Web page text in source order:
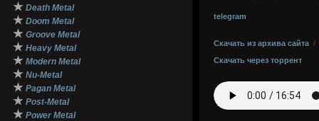
★ Death Metal
★ Doom Metal
★ Groove Metal
★ Heavy Metal
★ Modern Metal
★ Nu-Metal
★ Pagan Metal
★ Post-Metal
★ Power Metal
telegram
Скачать из архива сайта /
Скачать через торрент